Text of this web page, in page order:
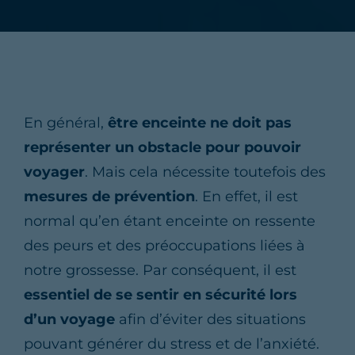
En général, être enceinte ne doit pas
représenter un obstacle pour pouvoir
voyager. Mais cela nécessite toutefois des
mesures de prévention. En effet, il est
normal qu’en étant enceinte on ressente
des peurs et des préoccupations liées à
notre grossesse. Par conséquent, il est
essentiel de se sentir en sécurité lors
d’un voyageafin d’éviter des situations
pouvant générer du stress et de l’anxiété.